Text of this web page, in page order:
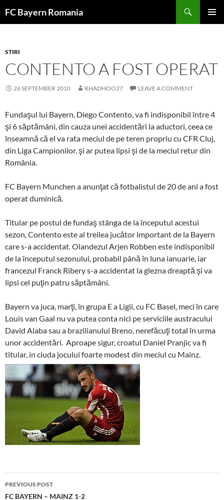
toFC Bayern Romania
STIRI
CONTENTO A FOST OPERAT
26 SEPTEMBER 2010 RHADHOO27 LEAVE A COMMENT
Fundaşul lui Bayern, Diego Contento, va fi indisponibil între 4
şi 6 săptămâni, din cauza unei accidentări la aductori, ceea ce
înseamnă că el va rata meciul de pe teren propriu cu CFR Cluj,
din Liga Campionilor, şi ar putea lipsi şi de la meciul retur din
România.
FC Bayern Munchen a anunţat că fotbalistul de 20 de ani a fost
operat duminică.
Titular pe postul de fundaş stânga de la începutul acestui
sezon, Contento este al treilea jucător important de la Bayern
care s-a accidentat. Olandezul Arjen Robben este indisponibil
de la începutul sezonului, probabil până în luna ianuarie, iar
francezul Franck Ribery s-a accidentat la glezna dreaptă şi va
lipsi cel puţin patru săptămâni.
Bayern va juca, marţi, în grupa E a Ligii, cu FC Basel, meci în care
Louis van Gaal nu va putea conta nici pe serviciile austracului
David Alaba sau a brazilianului Breno, nerefăcuţi total în urma
unor accidentări. Aproape sigur, croatul Daniel Pranjic va fi
titular, in ciuda jocului foarte modest din meciul cu Mainz.
Post
PREVIOUS POST
FC BAYERN – MAINZ 1-2